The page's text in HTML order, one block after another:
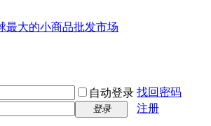
最大的小商品批发市场
自动登录 找回密码
登录 注册